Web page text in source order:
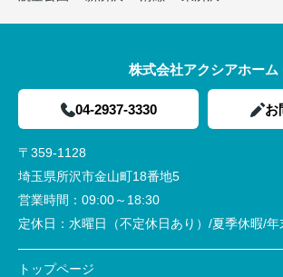
株式会社アクシアホーム
04-2937-3330 お
〒359-1128
埼玉県所沢市金山町18番地5
営業時間： 09:00～18:30
定休日： 水曜日（不定休日あり）/夏季休暇/年
トップページ